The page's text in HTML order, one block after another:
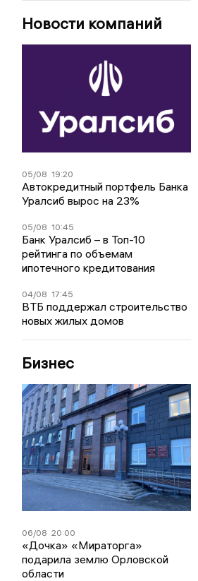
Новости компаний
05/08 19:20
Автокредитный портфель Банка
Уралсиб вырос на 23%
05/08 10:45
Банк Уралсиб – в Топ-10
рейтинга по объемам
ипотечного кредитования
04/08 17:45
ВТБ поддержал строительство
новых жилых домов
Бизнес
06/08 20:00
«Дочка» «Мираторга»
подарила землю Орловской
области